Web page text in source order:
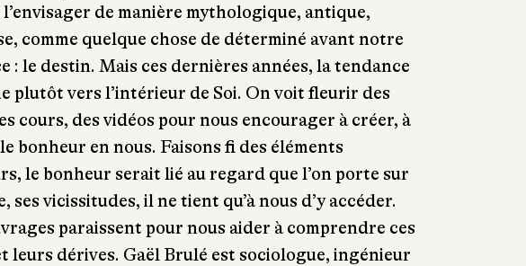
de manière mythologique, antique,
comme quelque chose de déterminé avant notre
: le destin. Mais ces dernières années, la tendance
plutôt vers l’intérieur de Soi. On voit fleurir des
cours, des vidéos pour nous encourager à créer, à
bonheur en nous. Faisons fi des éléments
le bonheur serait lié au regard que l’on porte sur
ses vicissitudes, il ne tient qu’à nous d’y accéder.
paraissent pour nous aider à comprendre ces
leurs dérives. Gaël Brulé est sociologue, ingénieur